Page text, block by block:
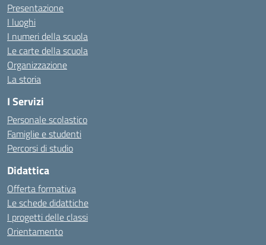
Presentazione
I luoghi
I numeri della scuola
Le carte della scuola
Organizzazione
La storia
I Servizi
Personale scolastico
Famiglie e studenti
Percorsi di studio
Didattica
Offerta formativa
Le schede didattiche
I progetti delle classi
Orientamento